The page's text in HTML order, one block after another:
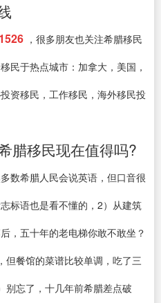
，很多朋友也关注希腊移民
民于热点城市：加拿大，美国，
资移民，工作移民，海外移民投
腊移民现在值得吗?
数希腊人民会说英语，但口音很
标语也是看不懂的，2）从建筑
，五十年的老电梯你敢不敢坐？
但餐馆的菜谱比较单调，吃了三
别忘了，十几年前希腊差点破